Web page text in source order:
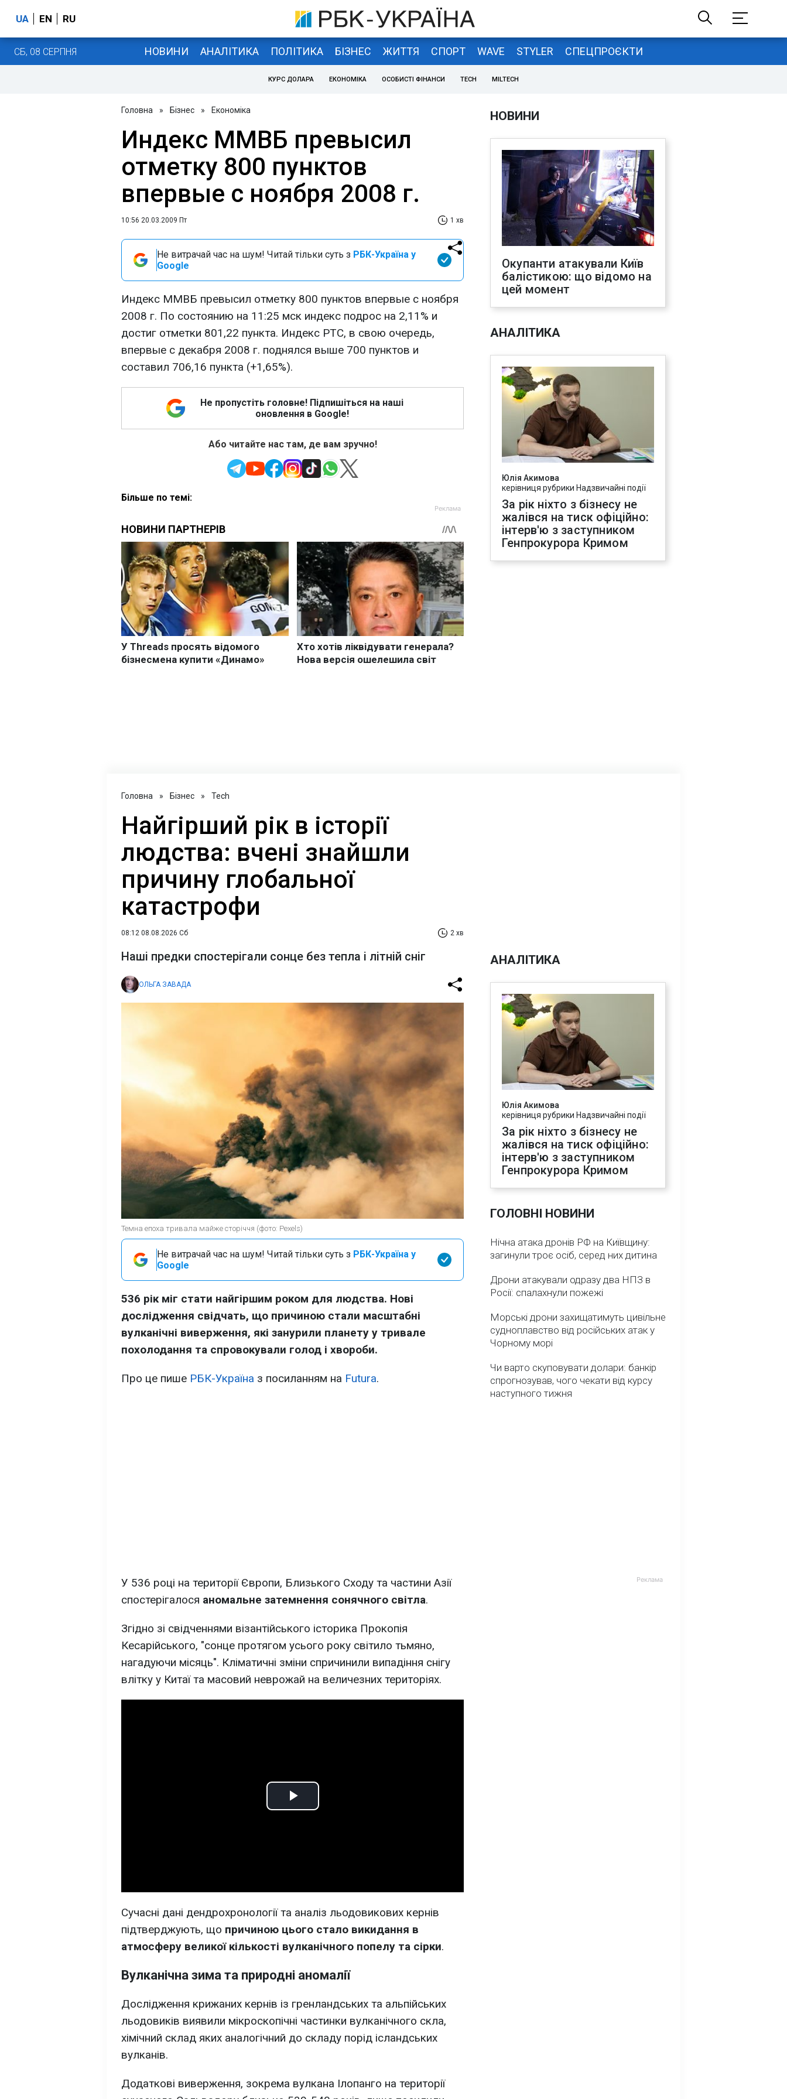
UA EN RU
СБ, 08 СЕРПНЯ НОВИНИ АНАЛІТИКА ПОЛІТИКА БІЗНЕС ЖИТТЯ СПОРТ WAVE STYLER СПЕЦПРОЄКТИ
КУРС ДОЛАРА ЕКОНОМІКА ОСОБИСТІ ФІНАНСИ TECH MILTECH
Головна » Бізнес » Економіка
Индекс ММВБ превысил
отметку 800 пунктов
впервые с ноября 2008 г.
10:56 20.03.2009 Пт 1 хв
Не витрачай час на шум! Читай тільки суть з РБК-Україна у
Google
Индекс ММВБ превысил отметку 800 пунктов впервые с ноября
2008 г. По состоянию на 11:25 мск индекс подрос на 2,11% и
достиг отметки 801,22 пункта. Индекс РТС, в свою очередь,
впервые с декабря 2008 г. поднялся выше 700 пунктов и
составил 706,16 пункта (+1,65%).
Не пропустіть головне! Підпишіться на наші
оновлення в Google!
Або читайте нас там, де вам зручно!
Більше по темі:
НОВИНИ
Окупанти атакували Київ
балістикою: що відомо на
цей момент
АНАЛІТИКА
Юлія Акимова
керівниця рубрики Надзвичайні події
За рік ніхто з бізнесу не
жалівся на тиск офіційно:
інтерв'ю з заступником
Генпрокурора Кримом
Головна » Бізнес » Tech
Найгірший рік в історії
людства: вчені знайшли
причину глобальної
катастрофи
08:12 08.08.2026 Сб 2 хв
Наші предки спостерігали сонце без тепла і літній сніг
ОЛЬГА ЗАВАДА
Темна епоха тривала майже сторіччя (фото: Pexels)
Не витрачай час на шум! Читай тільки суть з РБК-Україна у
Google
536 рік міг стати найгіршим роком для людства. Нові
дослідження свідчать, що причиною стали масштабні
вулканічні виверження, які занурили планету у тривале
похолодання та спровокували голод і хвороби.
Про це пише РБК-Україна з посиланням на Futura.
У 536 році на території Європи, Близького Сходу та частини Азії
спостерігалося аномальне затемнення сонячного світла.
Згідно зі свідченнями візантійського історика Прокопія
Кесарійського, "сонце протягом усього року світило тьмяно,
нагадуючи місяць". Кліматичні зміни спричинили випадіння снігу
влітку у Китаї та масовий неврожай на величезних територіях.
Play
Сучасні дані дендрохронології та аналіз льодовикових кернів
підтверджують, що причиною цього стало викидання в
атмосферу великої кількості вулканічного попелу та сірки.
Вулканічна зима та природні аномалії
Дослідження крижаних кернів із гренландських та альпійських
льодовиків виявили мікроскопічні частинки вулканічного скла,
хімічний склад яких аналогічний до складу порід ісландських
вулканів.
Додаткові виверження, зокрема вулкана Ілопанго на території
АНАЛІТИКА
Юлія Акимова
керівниця рубрики Надзвичайні події
За рік ніхто з бізнесу не
жалівся на тиск офіційно:
інтерв'ю з заступником
Генпрокурора Кримом
ГОЛОВНІ НОВИНИ
Нічна атака дронів РФ на Київщину:
загинули троє осіб, серед них дитина
Дрони атакували одразу два НПЗ в
Росії: спалахнули пожежі
Морські дрони захищатимуть цивільне
судноплавство від російських атак у
Чорному морі
Чи варто скуповувати долари: банкір
спрогнозував, чого чекати від курсу
наступного тижня